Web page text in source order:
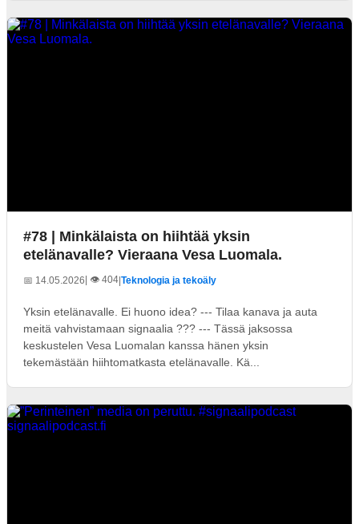
#78 | Minkälaista on hiihtää yksin
etelänavalle? Vieraana Vesa Luomala.
📅 14.05.2026| 👁️ 404 Teknologia ja tekoäly
Yksin etelänavalle. Ei huono idea? --- Tilaa kanava ja auta
meitä vahvistamaan signaalia ??? --- Tässä jaksossa
keskustelen Vesa Luomalan kanssa hänen yksin
tekemästään hiihtomatkasta etelänavalle. Kä...